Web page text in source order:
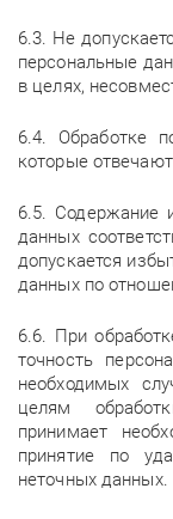
6.3. Не
персональные
в целях,
6.4. Обработке
которые
6.5. Содержание
данных
допускается
данных по
6.6. При
точность
необходимых
целям
принимает
принятие по
неточных данных.